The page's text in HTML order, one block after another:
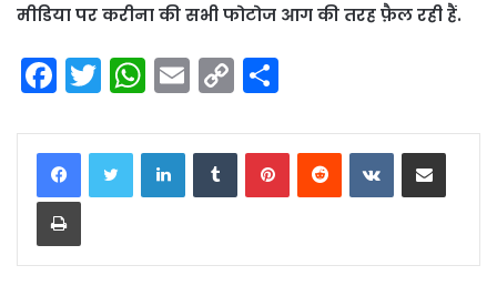
मीडिया पर करीना की सभी फोटोज आग की तरह फ़ैल रही हैं.
F
c
e
b
o
T
itt
er
W
a
ts
p
E
ai
l
C
p
y
n
ar
e
LinkedInTumblrPinterestReddit VKontakteShare via Email
Print